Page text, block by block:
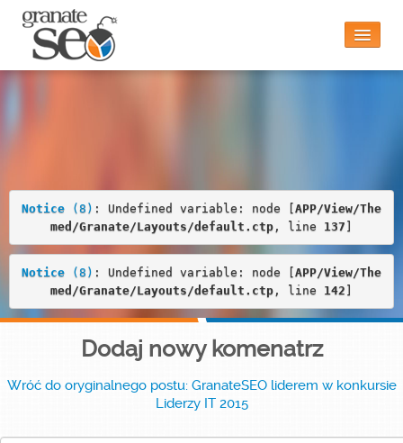
Notice (8): Undefined variable: node [
d/Granate/Layouts/default.ctp
Funkcjonalności
Blog
Kontakt
Notice (8) : Undefined variable: node [APP/View/The
med/Granate/Layouts/default.ctp , line 137 ]
Notice (8) : Undefined variable: node [APP/View/The
med/Granate/Layouts/default.ctp , line 142 ]
Dodaj nowy komenatrz
Wróć do oryginalnego postu: GranateSEO liderem w konkursie
Liderzy IT 2015